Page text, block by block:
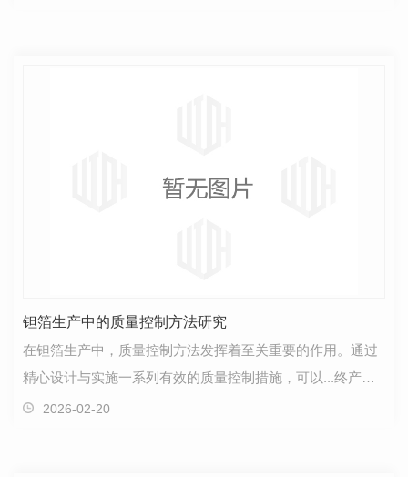
钽箔生产中的质量控制方法研究
在钽箔生产中，质量控制方法发挥着至关重要的作用。通过
精心设计与实施一系列有效的质量控制措施，可以...终产品
符合高标准的质量要求，满足客户的需求。首先，材…
2026-02-20